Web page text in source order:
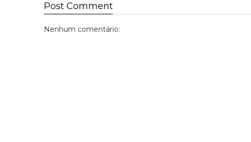
Post Comment
Nenhum comentário: